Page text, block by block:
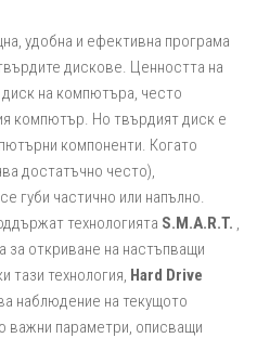
удобна и ефективна програма
дискове. Ценността на
на компютъра, често
компютър. Но твърдият диск е
компоненти. Когато
достатъчно често),
губи частично или напълно.
технологията S.M.A.R.T. ,
за откриване на настъпващи
тази технология, Hard Drive
наблюдение на текущото
важни параметри, описващи